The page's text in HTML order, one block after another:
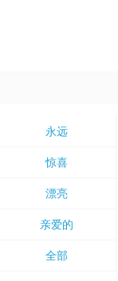
永远
惊喜
漂亮
亲爱的
全部